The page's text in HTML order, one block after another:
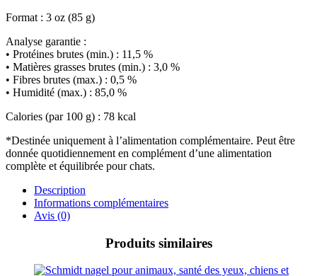
Format : 3 oz (85 g)
Analyse garantie :
• Protéines brutes (min.) : 11,5 %
• Matières grasses brutes (min.) : 3,0 %
• Fibres brutes (max.) : 0,5 %
• Humidité (max.) : 85,0 %
Calories (par 100 g) : 78 kcal
*Destinée uniquement à l’alimentation complémentaire. Peut être
donnée quotidiennement en complément d’une alimentation
complète et équilibrée pour chats.
Description
Informations complémentaires
Avis (0)
Produits similaires